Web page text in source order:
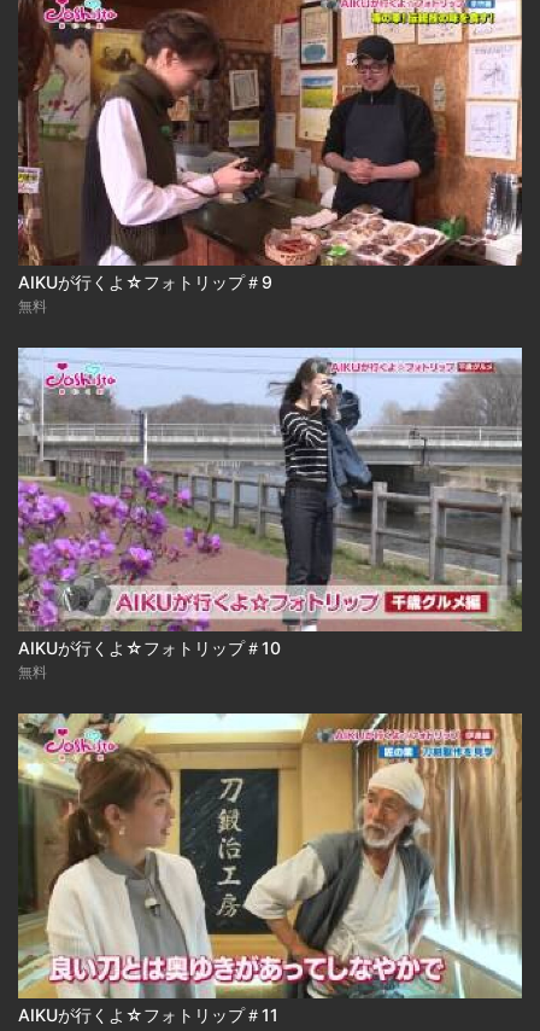
AIKUが行くよ☆フォトリップ＃9
無料
AIKUが行くよ☆フォトリップ＃10
無料
AIKUが行くよ☆フォトリップ＃11